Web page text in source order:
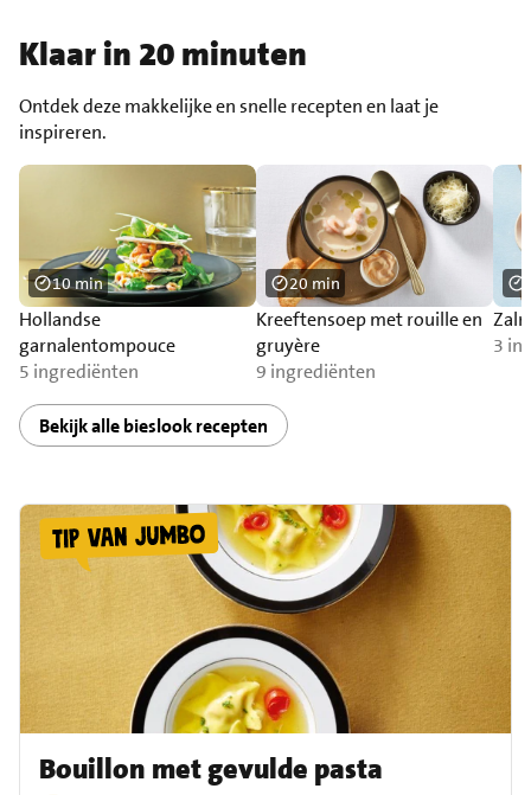
Klaar in 20 minuten
Ontdek deze makkelijke en snelle recepten en laat je
inspireren.
Hollandse
garnalentompouce
5 ingrediënten
10 min
Kreeftensoep met rouille en
gruyère
9 ingrediënten
20 min
3
Bekijk alle bieslook recepten
Bouillon met gevulde pasta